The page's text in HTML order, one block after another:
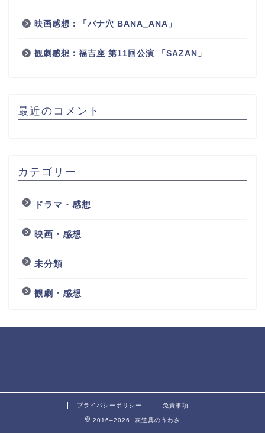
映画感想：「バナ穴 BANA_ANA」
観劇感想：福吉座 第11回公演 「SAZAN」
最近のコメント
カテゴリー
ドラマ・感想
映画・感想
未分類
観劇・感想
プライバシーポリシー 免責事項
2016–2026 灰道具のうわさ